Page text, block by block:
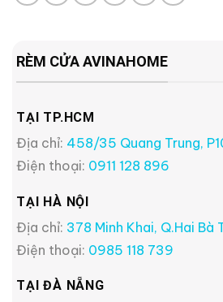
RÈM CỬA AVINAHOME
TẠI TP.HCM
Địa chỉ: 458/35 Quang Trung,
Điện thoại: 0911 128 896
TẠI HÀ NỘI
Địa chỉ: 378 Minh Khai, Q.Hai Bà
Điện thoại: 0985 118 739
TẠI ĐÀ NẴNG